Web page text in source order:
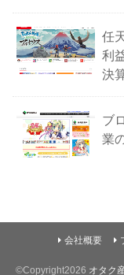
任
利
決
ブ
業
会社概要
©Copyright2026 オタク